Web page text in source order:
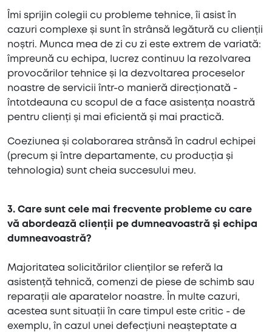
Îmi sprijin colegii cu probleme tehnice, îi asist în
cazuri complexe și sunt în strânsă legătură cu clienții
noștri. Munca mea de zi cu zi este extrem de variată:
împreună cu echipa, lucrez continuu la rezolvarea
provocărilor tehnice și la dezvoltarea proceselor
noastre de servicii într-o manieră direcționată -
întotdeauna cu scopul de a face asistența noastră
pentru clienți și mai eficientă și mai practică.
Coeziunea și colaborarea strânsă în cadrul echipei
(precum și între departamente, cu producția și
tehnologia) sunt cheia succesului meu.
3. Care sunt cele mai frecvente probleme cu care
vă abordează clienții pe dumneavoastră și echipa
dumneavoastră?
Majoritatea solicitărilor clienților se referă la
asistență tehnică, comenzi de piese de schimb sau
reparații ale aparatelor noastre. În multe cazuri,
acestea sunt situații în care timpul este critic - de
exemplu, în cazul unei defecțiuni neașteptate a